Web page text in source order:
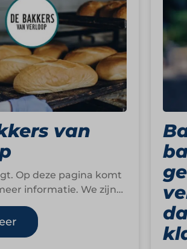
van
Op deze pagina komt
informatie. We zijn
namelijk nog druk